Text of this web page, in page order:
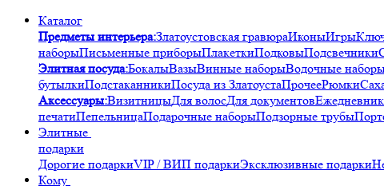
Каталог
Предметы интерьера:Златоустовская гравюраИконыИгры
наборыПисьменные приборыПлакеткиПодковыПодсвечники
Элитная посуда:БокалыВазыВинные наборыВодочные
бутылкиПодстаканникиПосуда из ЗлатоустаПрочееРюмки
Аксессуары:ВизитницыДля волосДля документов
печатиПепельницаПодарочные наборыПодзорные трубы
Элитные
подарки
Дорогие подаркиVIP / ВИП подаркиЭксклюзивные подарки
Кому